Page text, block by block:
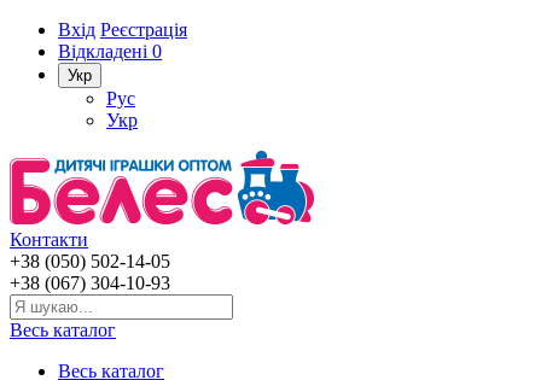
Вхід Реєстрація
Відкладені 0
Укр
Рус
Укр
Контакти
+38 (050) 502-14-05
+38 (067) 304-10-93
Весь каталог
Весь каталог